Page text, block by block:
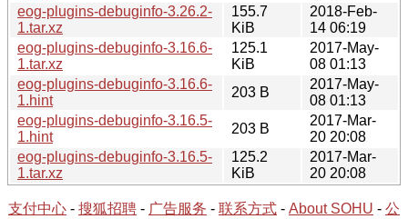
eog-plugins-debuginfo-3.26.2-
1.tar.xz
155.7
KiB
2018-Feb-
14 06:19
eog-plugins-debuginfo-3.16.6-
1.tar.xz
125.1
KiB
2017-May-
08 01:13
eog-plugins-debuginfo-3.16.6-
1.hint
203 B
2017-May-
08 01:13
eog-plugins-debuginfo-3.16.5-
1.hint
203 B
2017-Mar-
20 20:08
eog-plugins-debuginfo-3.16.5-
1.tar.xz
125.2
KiB
2017-Mar-
20 20:08
支付中心 - 搜狐招聘 - 广告服务 - 联系方式 - About SOHU - 公